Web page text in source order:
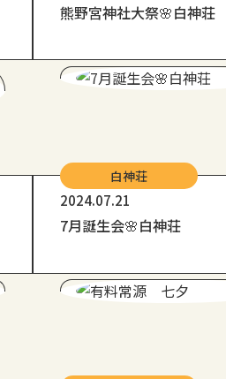
熊野宮神社大祭🌸白神荘
白神荘
2024.07.21
7月誕生会🌸白神荘